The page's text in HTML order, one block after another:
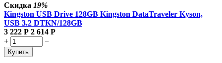
Скидка 19%
Kingston USB Drive 128GB Kingston DataTraveler Kyson,
USB 3.2 DTKN/128GB
3 222 Р 2 614 Р
+
−
Купить